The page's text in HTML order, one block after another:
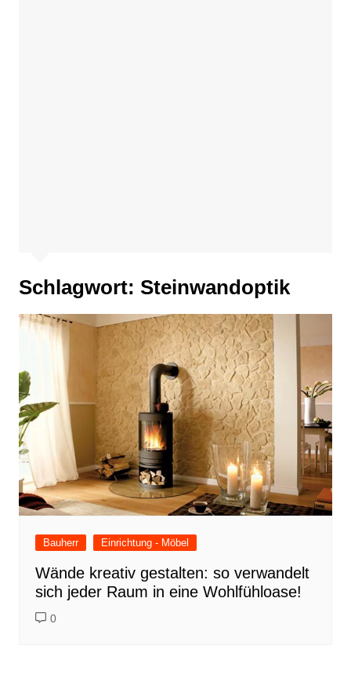
Schlagwort: Steinwandoptik
Bauherr Einrichtung - Möbel
Wände kreativ gestalten: so verwandelt
sich jeder Raum in eine Wohlfühloase!
0